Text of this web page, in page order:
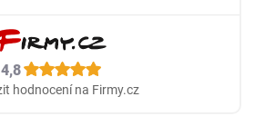
4,8
hodnocení na Firmy.cz